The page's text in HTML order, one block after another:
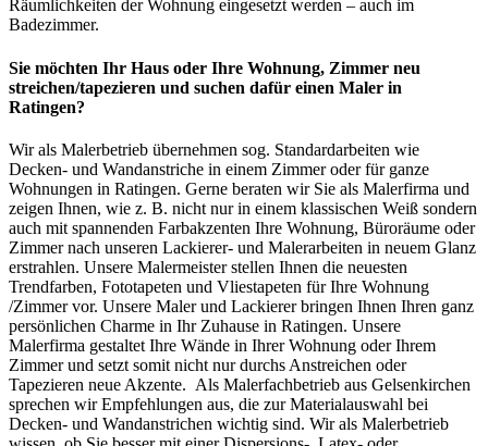
Räumlichkeiten der Wohnung eingesetzt werden – auch im
Badezimmer.
Sie möchten Ihr Haus oder Ihre Wohnung, Zimmer neu
streichen/tapezieren und suchen dafür einen Maler in
Ratingen?
Wir als Malerbetrieb übernehmen sog. Standardarbeiten wie
Decken- und Wandanstriche in einem Zimmer oder für ganze
Wohnungen in Ratingen. Gerne beraten wir Sie als Malerfirma und
zeigen Ihnen, wie z. B. nicht nur in einem klassischen Weiß sondern
auch mit spannenden Farbakzenten Ihre Wohnung, Büroräume oder
Zimmer nach unseren Lackierer- und Malerarbeiten in neuem Glanz
erstrahlen. Unsere Malermeister stellen Ihnen die neuesten
Trendfarben, Fototapeten und Vliestapeten für Ihre Wohnung
/Zimmer vor. Unsere Maler und Lackierer bringen Ihnen Ihren ganz
persönlichen Charme in Ihr Zuhause in Ratingen. Unsere
Malerfirma gestaltet Ihre Wände in Ihrer Wohnung oder Ihrem
Zimmer und setzt somit nicht nur durchs Anstreichen oder
Tapezieren neue Akzente. Als Malerfachbetrieb aus Gelsenkirchen
sprechen wir Empfehlungen aus, die zur Materialauswahl bei
Decken- und Wandanstrichen wichtig sind. Wir als Malerbetrieb